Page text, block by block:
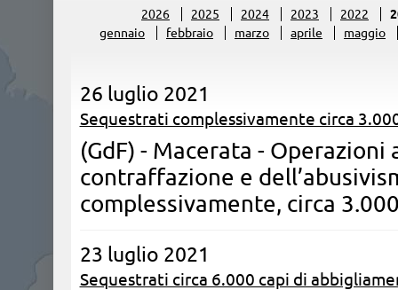
2026 2025 2024 2023 2022
gennaio
febbraio marzo aprile maggio
26 luglio 2021
Sequestrati complessivamente circa
(GdF) - Macerata -
contraffazione e
complessivamente, circa
23 luglio 2021
Sequestrati circa 6.000 capi di